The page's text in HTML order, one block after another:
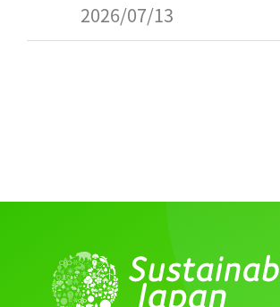
2026/07/13